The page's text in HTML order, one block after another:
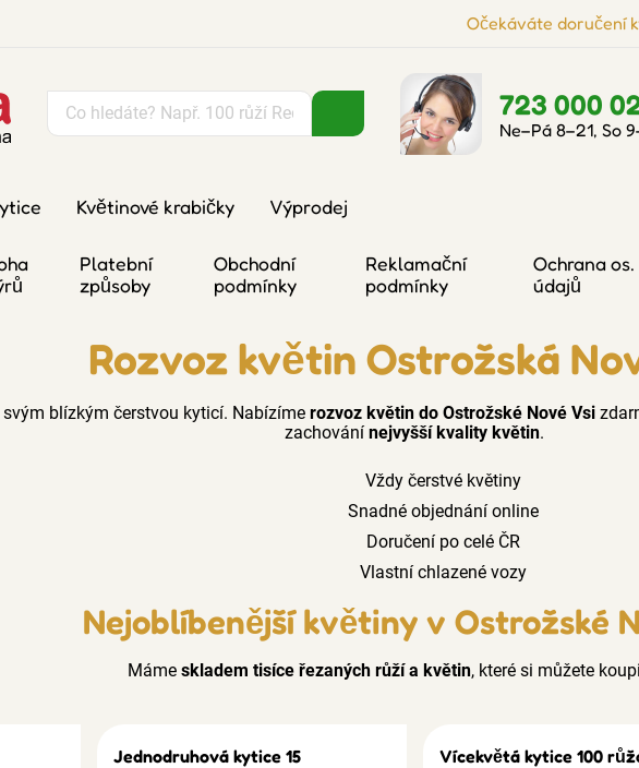
Očekáváte doručení
723 000
Ne–Pá 8–21, So
Květinové krabičky Výprodej
Platební
způsoby
Obchodní
podmínky
Reklamační
podmínky
Ochrana os.
údajů
Rozvoz květin Ostrožská
blízkým čerstvou kyticí. Nabízíme rozvoz květin do Ostrožské Nové Vsi
zachování nejvyšší kvality květin.
Vždy čerstvé květiny
Snadné objednání online
Doručení po celé ČR
Vlastní chlazené vozy
Nejoblíbenější květiny v Ostrožské
Máme skladem tisíce řezaných růží a květin, které si můžete
Jednodruhová kytice 15
Vícekvětá kytice 100